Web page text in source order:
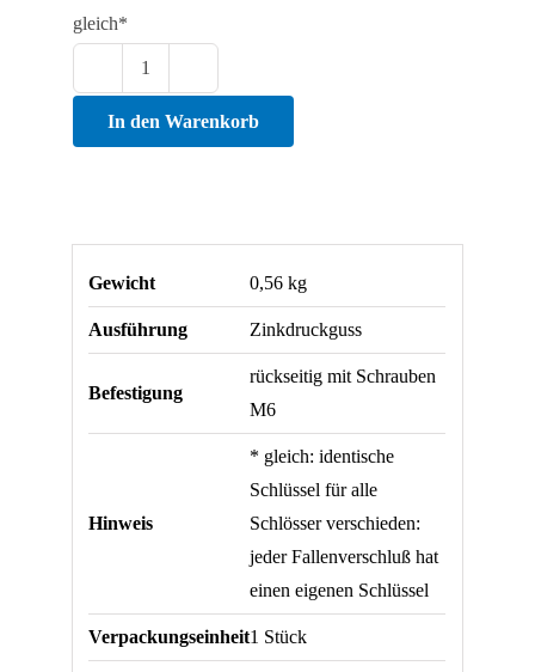
gleich*
ZN
Menge
In den Warenkorb
Gewicht 0,56 kg
Ausführung Zinkdruckguss
Befestigung
rückseitig mit Schrauben
M6
Hinweis
* gleich: identische
Schlüssel für alle
Schlösser verschieden:
jeder Fallenverschluß hat
einen eigenen Schlüssel
Verpackungseinheit1 Stück